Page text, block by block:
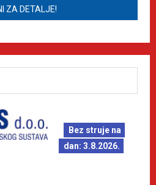
ZA DETALJE!
Bez struje na
dan: 3.8.2026.